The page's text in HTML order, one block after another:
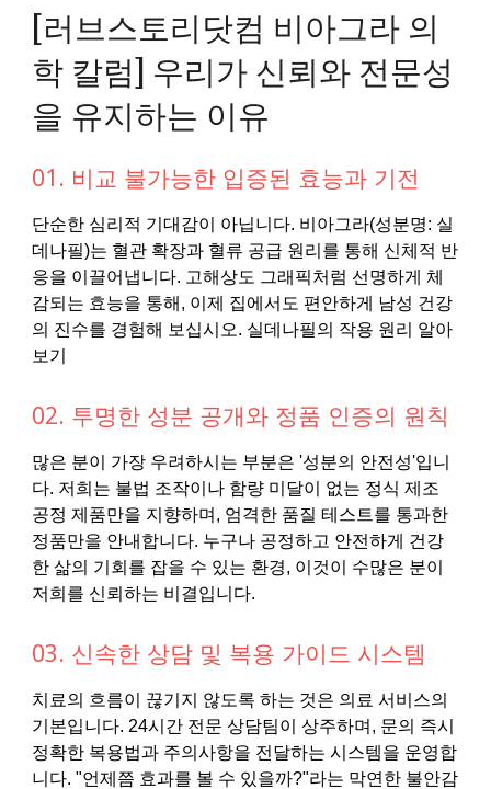
[러브스토리닷컴 비아그라 의
학 칼럼] 우리가 신뢰와 전문성
을 유지하는 이유
01. 비교 불가능한 입증된 효능과 기전
단순한 심리적 기대감이 아닙니다. 비아그라(성분명: 실
데나필)는 혈관 확장과 혈류 공급 원리를 통해 신체적 반
응을 이끌어냅니다. 고해상도 그래픽처럼 선명하게 체
감되는 효능을 통해, 이제 집에서도 편안하게 남성 건강
의 진수를 경험해 보십시오. 실데나필의 작용 원리 알아
보기
02. 투명한 성분 공개와 정품 인증의 원칙
많은 분이 가장 우려하시는 부분은 '성분의 안전성'입니
다. 저희는 불법 조작이나 함량 미달이 없는 정식 제조
공정 제품만을 지향하며, 엄격한 품질 테스트를 통과한
정품만을 안내합니다. 누구나 공정하고 안전하게 건강
한 삶의 기회를 잡을 수 있는 환경, 이것이 수많은 분이
저희를 신뢰하는 비결입니다.
03. 신속한 상담 및 복용 가이드 시스템
치료의 흐름이 끊기지 않도록 하는 것은 의료 서비스의
기본입니다. 24시간 전문 상담팀이 상주하며, 문의 즉시
정확한 복용법과 주의사항을 전달하는 시스템을 운영합
니다. "언제쯤 효과를 볼 수 있을까?"라는 막연한 불안감